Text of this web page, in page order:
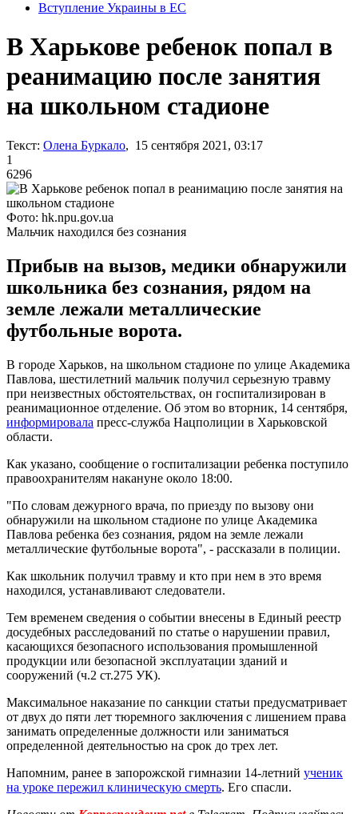
Вступление Украины в ЕС
В Харькове ребенок попал в
реанимацию после занятия
на школьном стадионе
Текст: Олена Буркало, 15 сентября 2021, 03:17
1
6296
Фото: hk.npu.gov.ua
Мальчик находился без сознания
Прибыв на вызов, медики обнаружили
школьника без сознания, рядом на
земле лежали металлические
футбольные ворота.
В городе Харьков, на школьном стадионе по улице Академика
Павлова, шестилетний мальчик получил серьезную травму
при неизвестных обстоятельствах, он госпитализирован в
реанимационное отделение. Об этом во вторник, 14 сентября,
информировала пресс-служба Нацполиции в Харьковской
области.
Как указано, сообщение о госпитализации ребенка поступило
правоохранителям накануне около 18:00.
"По словам дежурного врача, по приезду по вызову они
обнаружили на школьном стадионе по улице Академика
Павлова ребенка без сознания, рядом на земле лежали
металлические футбольные ворота", - рассказали в полиции.
Как школьник получил травму и кто при нем в это время
находился, устанавливают следователи.
Тем временем сведения о событии внесены в Единый реестр
досудебных расследований по статье о нарушении правил,
касающихся безопасного использования промышленной
продукции или безопасной эксплуатации зданий и
сооружений (ч.2 ст.275 УК).
Максимальное наказание по санкции статьи предусматривает
от двух до пяти лет тюремного заключения с лишением права
занимать определенные должности или заниматься
определенной деятельностью на срок до трех лет.
Напомним, ранее в запорожской гимназии 14-летний ученик
на уроке пережил клиническую смерть. Его спасли.